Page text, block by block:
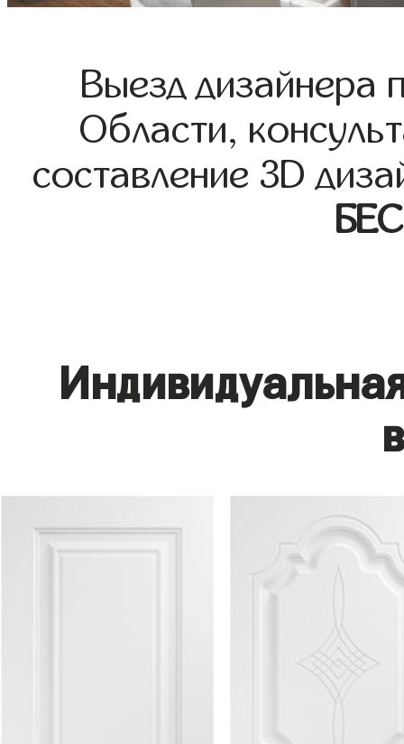
Выезд дизайнера
Области,
составление 3D